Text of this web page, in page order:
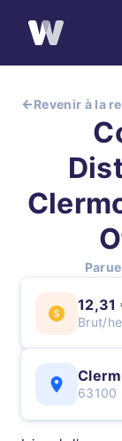
Revenir à la
12,31
Brut/
63100